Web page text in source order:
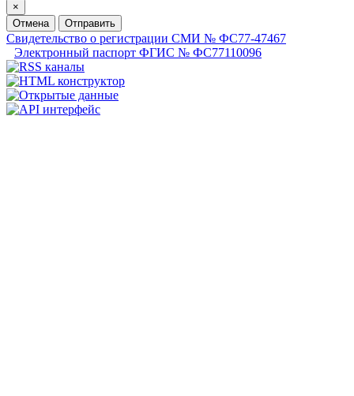
×
Отмена
Отправить
Свидетельство о регистрации СМИ № ФС77-47467
Электронный паспорт ФГИС № ФС77110096